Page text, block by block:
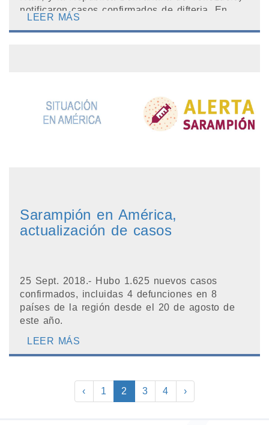
notificaron casos confirmados de difteria. En
Ha...
LEER MÁS
Sarampión en América,
actualización de casos
25 Sept. 2018.- Hubo 1.625 nuevos casos
confirmados, incluidas 4 defunciones en 8
países de la región desde el 20 de agosto de
este año.
LEER MÁS
‹ 1 2 3 4 ›